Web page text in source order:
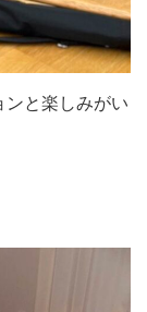
ンと楽しみがい